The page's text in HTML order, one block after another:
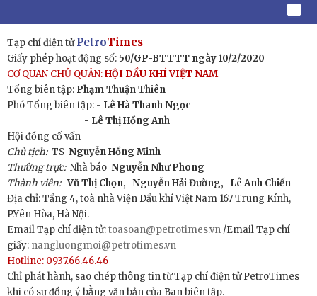
Tạp chí điện tửPetroTimes
Giấy phép hoạt động số: 50/GP-BTTTT ngày 10/2/2020
CƠ QUAN CHỦ QUẢN:HỘI DẦU KHÍ VIỆT NAM
Tổng biên tập: Phạm Thuận Thiên
Phó Tổng biên tập: - Lê Hà Thanh Ngọc
- Lê Thị Hồng Anh
Hội đồng cố vấn
Chủ tịch:TS Nguyễn Hồng Minh
Thường trực: Nhà báo Nguyễn Như Phong
Thành viên: Vũ Thị Chọn, Nguyễn Hải Đường,
Lê Anh Chiến
Địa chỉ: Tầng 4, toà nhà Viện Dầu khí Việt Nam 167 Trung Kính,
P.Yên Hòa, Hà Nội.
Email Tạp chí điện tử:toasoan@petrotimes.vn/Email Tạp chí
giấy: nangluongmoi@petrotimes.vn
Hotline: 0937.66.46.46
Chỉ phát hành, sao chép thông tin từ Tạp chí điện tử PetroTimes
khi có sự đồng ý bằng văn bản của Ban biên tập.